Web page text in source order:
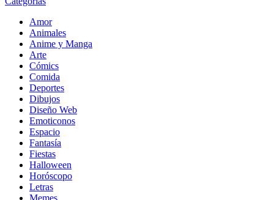
Amor
Animales
Anime y Manga
Arte
Cómics
Comida
Deportes
Dibujos
Diseño Web
Emoticonos
Espacio
Fantasía
Fiestas
Halloween
Horóscopo
Letras
Memes